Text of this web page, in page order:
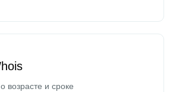
возрасте и сроке